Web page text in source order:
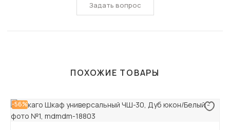
Задать вопрос
ПОХОЖИЕ ТОВАРЫ
-56%